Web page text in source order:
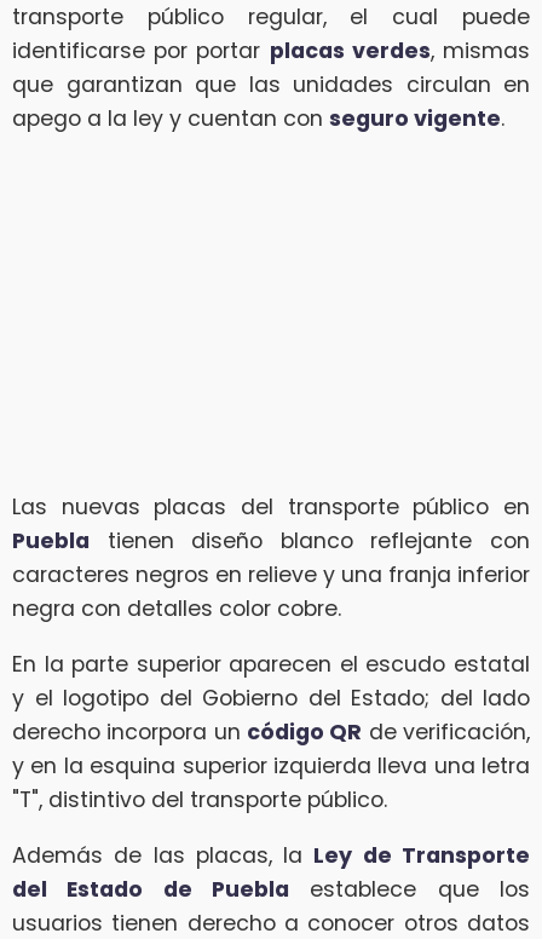
transporte público regular, el cual puede
identificarse por portar placas verdes, mismas
que garantizan que las unidades circulan en
apego a la ley y cuentan con seguro vigente.
Las nuevas placas del transporte público en
Puebla tienen diseño blanco reflejante con
caracteres negros en relieve y una franja inferior
negra con detalles color cobre.
En la parte superior aparecen el escudo estatal
y el logotipo del Gobierno del Estado; del lado
derecho incorpora un código QR de verificación,
y en la esquina superior izquierda lleva una letra
"T", distintivo del transporte público.
Además de las placas, la Ley de Transporte
del Estado de Puebla establece que los
usuarios tienen derecho a conocer otros datos